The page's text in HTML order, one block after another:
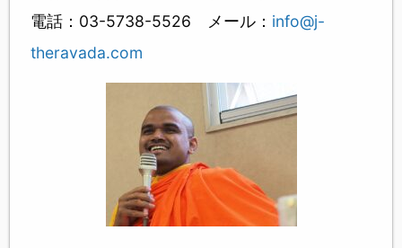
電話：03-5738-5526 メール： info@j-
theravada.com